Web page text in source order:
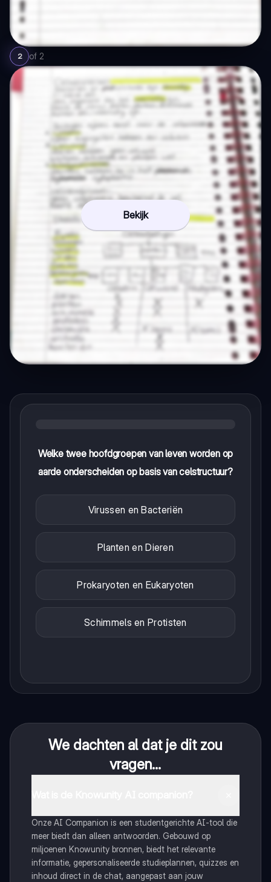
2 of 2
Bekijk
Welke twee hoofdgroepen van leven worden op
aarde onderscheiden op basis van celstructuur?
Virussen en Bacteriën
Planten en Dieren
Prokaryoten en Eukaryoten
Schimmels en Protisten
We dachten al dat je dit zou
vragen...
Onze AI Companion is een studentgerichte AI-tool die
meer biedt dan alleen antwoorden. Gebouwd op
miljoenen Knowunity bronnen, biedt het relevante
informatie, gepersonaliseerde studieplannen, quizzes en
inhoud direct in de chat, aangepast aan jouw